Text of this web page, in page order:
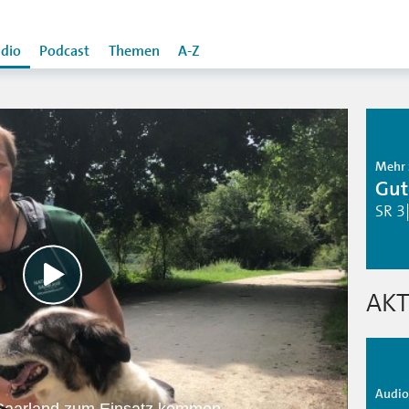
Podcast Themen A-Z
Mehr
SR